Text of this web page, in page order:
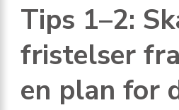
Tips 1–2:
fristelser
en plan for